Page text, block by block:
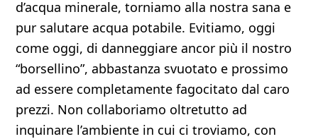
d’acqua minerale, torniamo alla nostra sana e
pur salutare acqua potabile. Evitiamo, oggi
come oggi, di danneggiare ancor più il nostro
“borsellino”, abbastanza svuotato e prossimo
ad essere completamente fagocitato dal caro
prezzi. Non collaboriamo oltretutto ad
inquinare l’ambiente in cui ci troviamo, con